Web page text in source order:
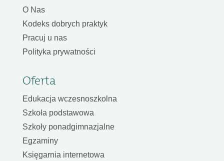
O Nas
Kodeks dobrych praktyk
Pracuj u nas
Polityka prywatności
Oferta
Edukacja wczesnoszkolna
Szkoła podstawowa
Szkoły ponadgimnazjalne
Egzaminy
Księgarnia internetowa